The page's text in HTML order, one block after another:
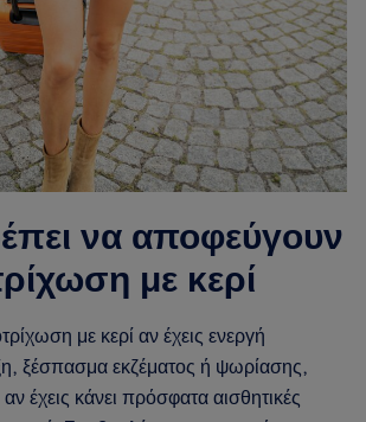
να αποφεύγουν
με κερί
με κερί αν έχεις ενεργή
ξέσπασμα εκζέματος ή ψωρίασης,
έχεις κάνει πρόσφατα αισθητικές